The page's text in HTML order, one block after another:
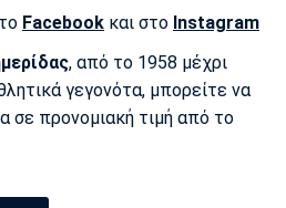
Facebook και στο Instagram
, από το 1958 μέχρι
γεγονότα, μπορείτε να
σε προνομιακή τιμή από το